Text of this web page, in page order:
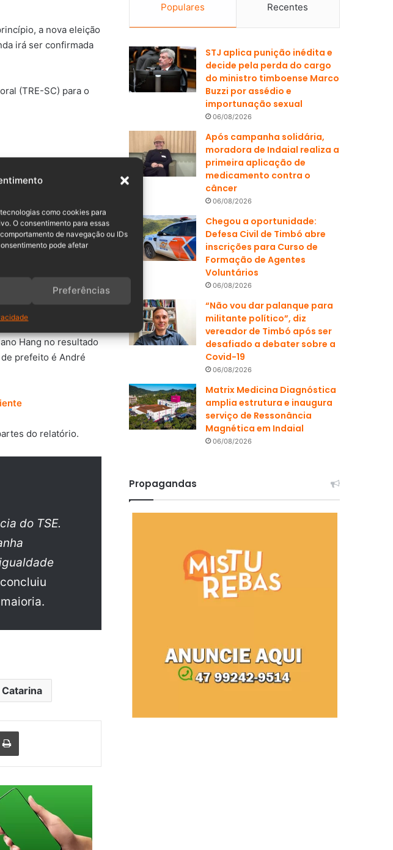
como cookies para
O consentimento para essas
de navegação ou IDs
pode afetar
Preferências
a nova eleição
irá ser confirmada
(TRE-SC) para o
elas serão
Superior
movida pelos
Hang no resultado
prefeito é André
do relatório.
do TSE.
Catarina
Populares Recentes
STJ aplica punição inédita e
decide pela perda do cargo
do ministro timboense Marco
Buzzi por assédio e
importunação sexual
06/08/2026
Após campanha solidária,
moradora de Indaial realiza a
primeira aplicação de
medicamento contra o
câncer
06/08/2026
Chegou a oportunidade:
Defesa Civil de Timbó abre
inscrições para Curso de
Formação de Agentes
Voluntários
06/08/2026
“Não vou dar palanque para
militante político”, diz
vereador de Timbó após ser
desafiado a debater sobre a
Covid-19
06/08/2026
Matrix Medicina Diagnóstica
amplia estrutura e inaugura
serviço de Ressonância
Magnética em Indaial
06/08/2026
Propagandas